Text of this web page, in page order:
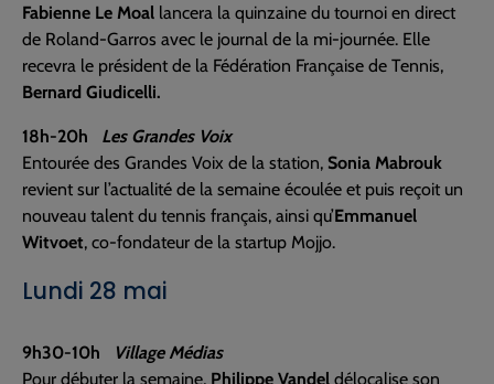
Fabienne Le Moal lancera la quinzaine du tournoi en direct
de Roland-Garros avec le journal de la mi-journée. Elle
recevra le président de la Fédération Française de Tennis,
Bernard Giudicelli.
18h-20h Les Grandes Voix
Entourée des Grandes Voix de la station, Sonia Mabrouk
revient sur l’actualité de la semaine écoulée et puis reçoit un
nouveau talent du tennis français, ainsi qu’Emmanuel
Witvoet, co-fondateur de la startup Mojjo.
Lundi 28 mai
9h30-10h
Village Médias
Pour débuter la semaine, Philippe Vandel délocalise son